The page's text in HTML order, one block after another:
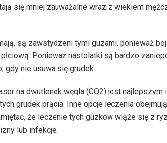
się mniej zauważalne wraz z wiekiem
są zawstydzeni tymi guzami, ponieważ
Ponieważ nastolatki są bardzo
gdy nie usuwa się grudek.
na dwutlenek węgla (CO2) jest najlepszym
grudek prącia. Inne opcje leczenia
że leczenie tych guzków wiąże się z
lub infekcje.